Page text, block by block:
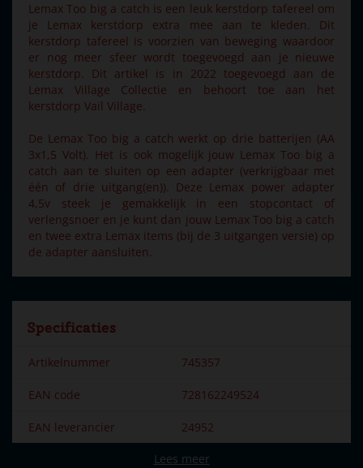
Lemax Too big a catch is een leuk kerstdorp tafereel om
je Lemax kerstdorp extra mee aan te kleden. Dit
kerstdorp tafereel is voorzien van beweging waardoor
er nog meer sfeer wordt toegevoegd aan je nieuwe
kerstdorp. Dit artikel is in 2022 toegevoegd aan de
Lemax Village Collectie en behoort toe aan het
kerstdorp Vail Village.
De Lemax Too big a catch werkt op drie batterijen (AA
3x1,5 Volt). Het is ook mogelijk jouw Lemax Too big a
catch aan te sluiten op een adapter (verkrijgbaar met
één of drie uitgang(en)). Deze Lemax power adapter
4,5v steek je gemakkelijk in een stopcontact of
verlengsnoer en je kunt dan jouw Lemax Too big a catch
en twee extra Lemax items (bij de 3 uitgangen versie) op
de adapter aansluiten.
Specificaties
Artikelnummer 745357
EAN code 728162249524
EAN leverancier 24952
Lemax
Lees meer